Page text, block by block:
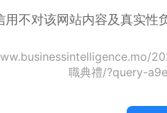
用不对该网站内容及真实性
職典禮/?query-